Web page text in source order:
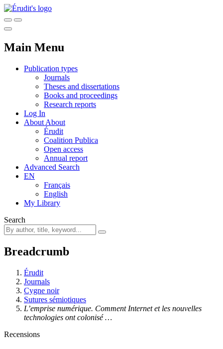
Main Menu
Publication types
Journals
Theses and dissertations
Books and proceedings
Research reports
Log In
About About
Érudit
Coalition Publica
Open access
Annual report
Advanced Search
EN
Français
English
My Library
Search
Breadcrumb
Érudit
Journals
Cygne noir
Sutures sémiotiques
L’emprise numérique. Comment Internet et les nouvelles
technologies ont colonisé …
Recensions